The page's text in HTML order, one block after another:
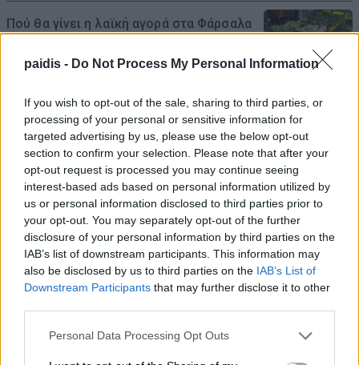
paidis - Do Not Process My Personal Information
If you wish to opt-out of the sale, sharing to third parties, or
processing of your personal or sensitive information for
targeted advertising by us, please use the below opt-out
section to confirm your selection. Please note that after your
opt-out request is processed you may continue seeing
interest-based ads based on personal information utilized by
us or personal information disclosed to third parties prior to
your opt-out. You may separately opt-out of the further
disclosure of your personal information by third parties on the
IAB’s list of downstream participants. This information may
also be disclosed by us to third parties on the IAB’s List of
Downstream Participants that may further disclose it to other
Personal Data Processing Opt Outs
Πού θα γίνει η λαϊκή αγορά στα Φάρσαλα
09/08/2026 , 14:11
Το ποτάμι του Αμαζονίου που «βράζει»
στους 86°C – Χωρίς να υπάρχει ηφαίστειο
κοντά του
09/08/2026 , 12:56
Drones πάνω από γερμανική στρατιωτική
βάση με υπόγεια αποθήκη και
εγκαταστάσεις Patriot
09/08/2026 , 11:19
Για τα προβλήματα γεωργών και